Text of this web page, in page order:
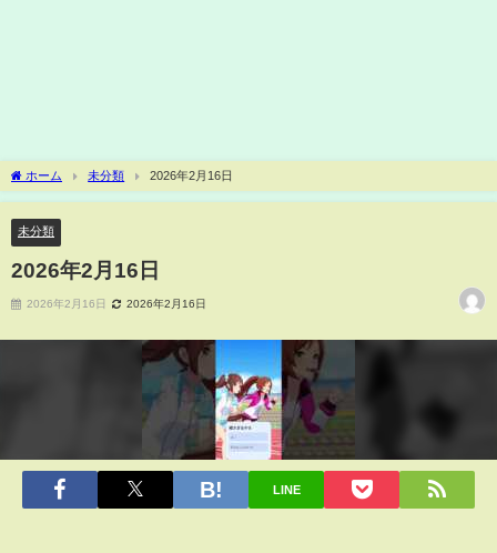
ホーム 未分類 2026年2月16日
未分類
2026年2月16日
2026年2月16日 2026年2月16日
LINE